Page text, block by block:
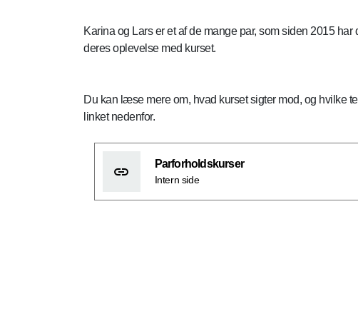
Karina og Lars er et af de mange par, som siden 2015
deres oplevelse med kurset.
Du kan læse mere om, hvad kurset sigter mod, og hvilke
linket nedenfor.
Parforholdskurser
Intern side